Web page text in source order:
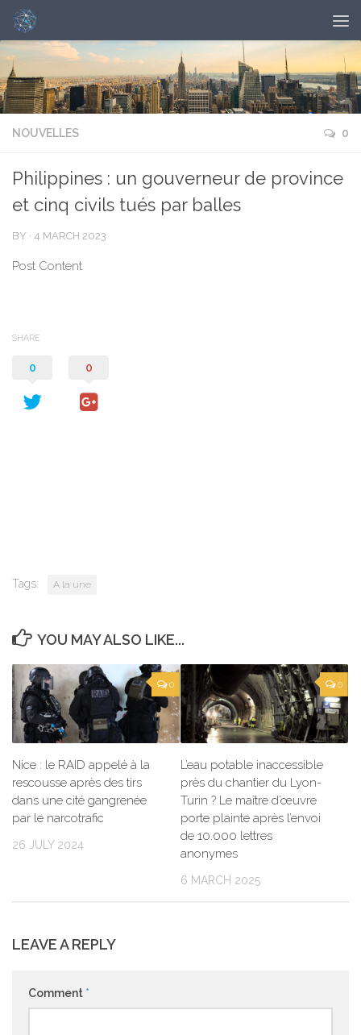
NOUVELLES 0
Philippines : un gouverneur de province
et cinq civils tués par balles
BY · 4 MARCH 2023
Post Content
SHARE
0 0
Tags: A la une
YOU MAY ALSO LIKE...
0
Nice : le RAID appelé à la
rescousse après des tirs
dans une cité gangrenée
par le narcotrafic
26 JULY 2024
0
L’eau potable inaccessible
près du chantier du Lyon-
Turin ? Le maître d’œuvre
porte plainte après l’envoi
de 10.000 lettres
anonymes
6 MARCH 2025
LEAVE A REPLY
Comment *